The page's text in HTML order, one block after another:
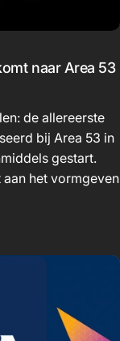
naar Area 53
de allereerste
bij Area 53 in
gestart.
het vormgeven